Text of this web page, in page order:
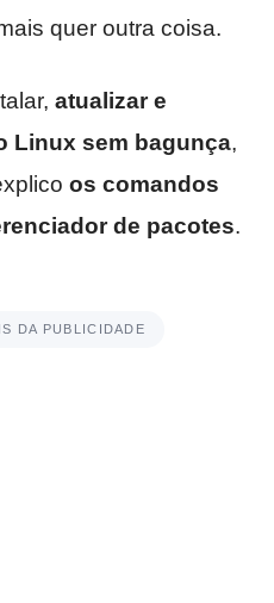
quer outra coisa.
atualizar e
Linux sem bagunça,
os comandos
de pacotes.
DA PUBLICIDADE